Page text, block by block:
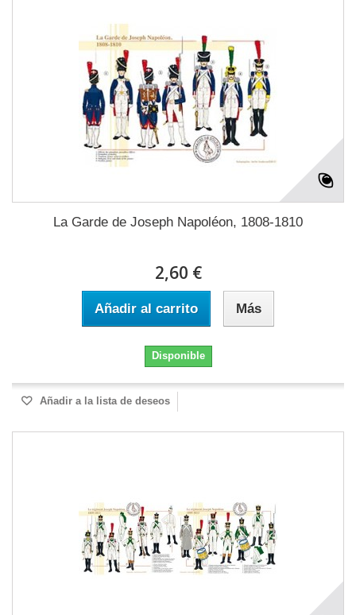
La Garde de Joseph Napoléon, 1808-1810
2,60 €
Añadir al carrito Más
Disponible
Añadir a la lista de deseos